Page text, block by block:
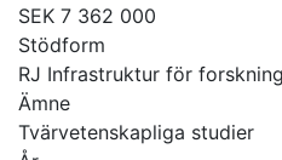
SEK 7 362 000
Stödform
RJ Infrastruktur för forskning
Ämne
Tvärvetenskapliga studier